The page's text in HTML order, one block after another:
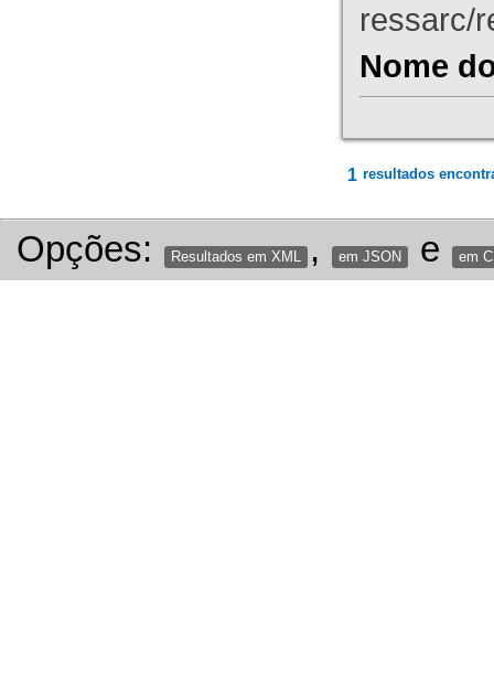
ressarc/
Nome
1 resultados
Opções: Resultados em XML , em JSON e em